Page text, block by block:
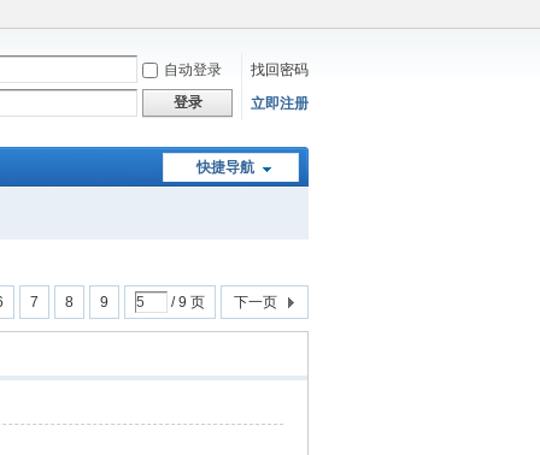
自动登录
找回密码
登录
立即注册
快捷导航
7 8 9 / 9 页 下一页